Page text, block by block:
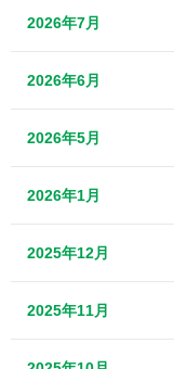
2026年7月
2026年6月
2026年5月
2026年1月
2025年12月
2025年11月